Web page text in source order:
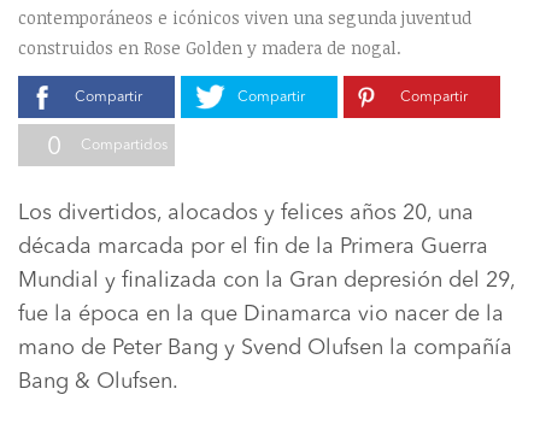
contemporáneos e icónicos viven una segunda juventud
construidos en Rose Golden y madera de nogal.
Compartir Compartir Compartir
0 Compartidos
Los divertidos, alocados y felices años 20, una
década marcada por el fin de la Primera Guerra
Mundial y finalizada con la Gran depresión del 29,
fue la época en la que Dinamarca vio nacer de la
mano de Peter Bang y Svend Olufsen la compañía
Bang & Olufsen.